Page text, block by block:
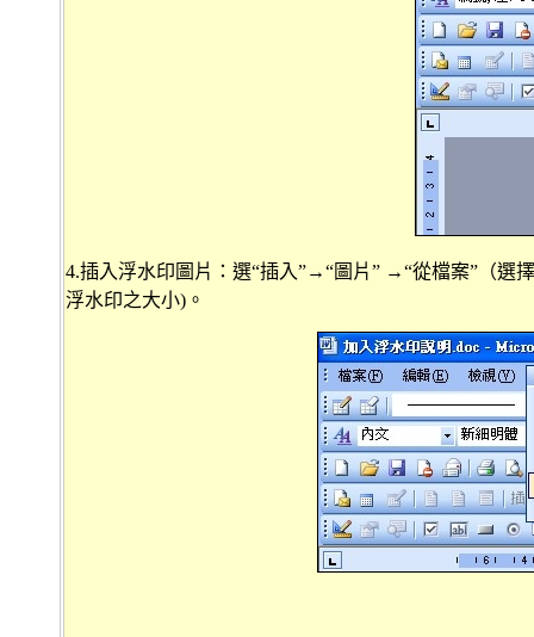
4.插入浮水印圖片：選“插入”→“圖片” →“從檔案”（選
浮水印之大小)。